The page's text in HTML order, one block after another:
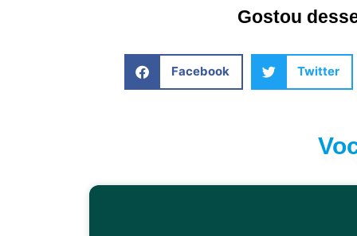
Gostou
Facebook Twitter